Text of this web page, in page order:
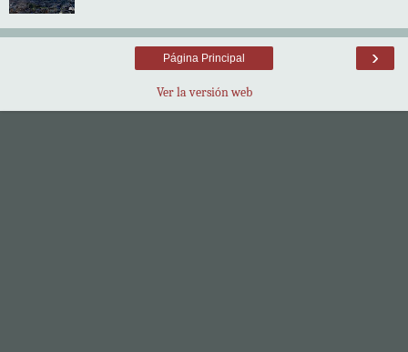
›
Página Principal
Ver la versión web